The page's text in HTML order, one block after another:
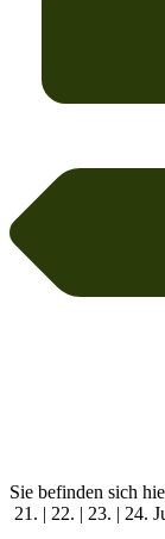
Sie befinden sich
21. | 22. | 23. | 24.